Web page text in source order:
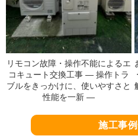
リモコン故障・操作不能によるエ
コキュート交換工事 ― 操作トラ
ブルをきっかけに、使いやすさと
性能を一新 ―
施工事